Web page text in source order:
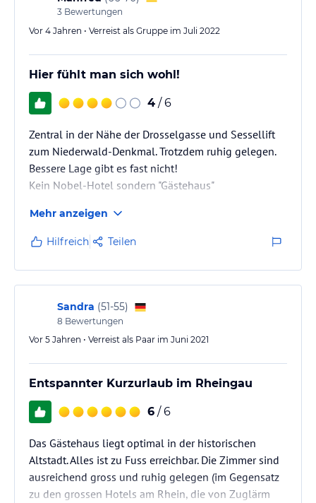
3 Bewertungen
Vor 4 Jahren • Verreist als Gruppe im Juli 2022
Hier fühlt man sich wohl!
4 / 6
Zentral in der Nähe der Drosselgasse und Sessellift
zum Niederwald-Denkmal. Trotzdem ruhig gelegen.
Bessere Lage gibt es fast nicht!
Kein Nobel-Hotel sondern "Gästehaus"
Mehr anzeigen
Hilfreich Teilen
Sandra (51-55)
8 Bewertungen
Vor 5 Jahren • Verreist als Paar im Juni 2021
Entspannter Kurzurlaub im Rheingau
6 / 6
Das Gästehaus liegt optimal in der historischen
Altstadt. Alles ist zu Fuss erreichbar. Die Zimmer sind
ausreichend gross und ruhig gelegen (im Gegensatz
zu den grossen Hotels am Rhein, die von Zuglärm